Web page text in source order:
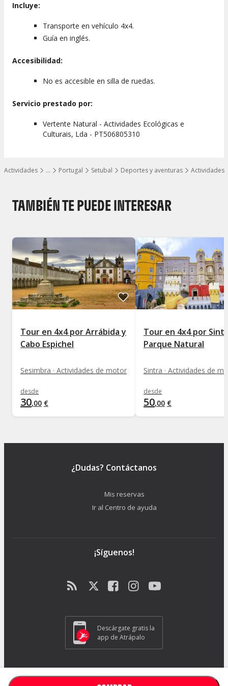
…
Mostrar todos los niveles
Actividades Portugal Setubal Deportes y aventuras Actividades
Incluye:
Transporte en vehículo 4x4.
Guía en inglés.
Accesibilidad:
No es accesible en silla de ruedas.
Servicio prestado por:
Vertente Natural - Actividades Ecológicas e
Culturais, Lda - PT506805310
TAMBIÉN TE PUEDE INTERESAR
Tour en 4x4 por Arrábida y
Cabo Espichel
Sesimbra · Actividades de motor
desde
30,00 €
Tour en 4x4 por
Parque Natural
Sintra · Actividades de
desde
50,00 €
¿Dudas? Contáctanos
Mis reservas
Ir al Centro de ayuda
¡Síguenos!
Descárgate gratis la
app de Atrápalo